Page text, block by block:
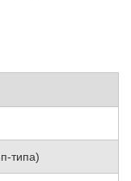
типа)